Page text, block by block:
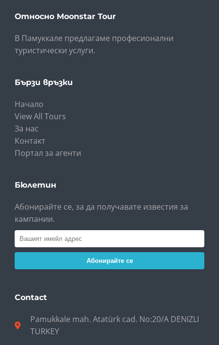
Относно Moonstar Tour
В Памуккале предлагаме професионални
туристически услуги.
Бързи връзки
Начало
View All Tours
За нас
Контакт
Портал за агенти
Бюлетин
Абонирайте се, за да получавате известия за
кампании.
Абонирайте се
Contact
Pamukkale mah. Atatürk cad. No:20/A DENIZLI
TURKEY